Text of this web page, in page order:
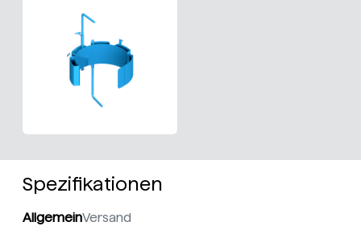
Spezifikationen
AllgemeinVersand